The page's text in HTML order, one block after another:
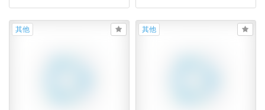
其他 其他